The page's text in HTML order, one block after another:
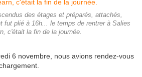
des étages et préparés, attachés,
fut plié à 16h... le temps de rentrer à Salies
c'était la fin de la journée.
6 novembre, nous avions rendez-vous